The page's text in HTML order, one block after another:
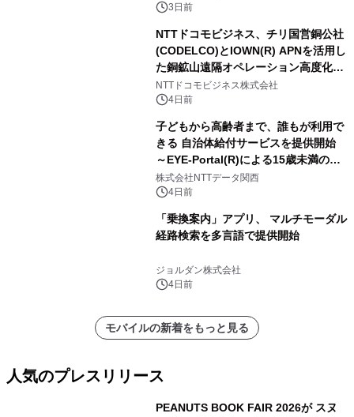
ートとして新たな魅力を発信。
3日前
NTTドコモビジネス、チリ国営銅公社
(CODELCO)とIOWN(R) APNを活用し
た銅鉱山遠隔オペレーション高度化に
向けた調査・実証を開始
NTTドコモビジネス株式会社
4日前
子どもから高齢者まで、誰もが利用で
きる 自治体給付サービスを提供開始
～EYE-Portal(R)による15歳未満の本
人認証と デジタルデバイド対策で実現
～
株式会社NTTデータ関西
4日前
「乗換案内」アプリ、 マルチモーダル
経路検索を多言語で提供開始
ジョルダン株式会社
4日前
モバイルの新着をもっと見る
人気のプレスリリース
PEANUTS BOOK FAIR 2026が スヌ